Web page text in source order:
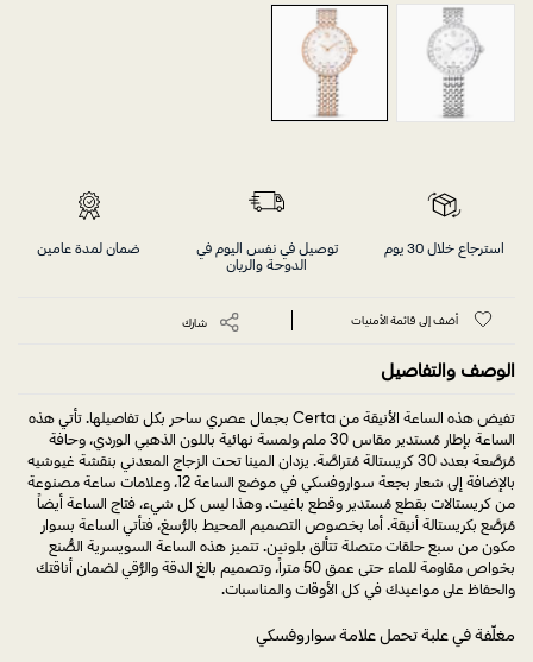
استرجاع خلال 30 يوم
توصيل في نفس اليوم في
الدوحة والريان
ضمان لمدة عامين
أضف إلى قائمة الأمنيات شارك
الوصف والتفاصيل
تفيض هذه الساعة الأنيقة من Certa بجمال عصري ساحر بكل تفاصيلها. تأتي هذه
الساعة بإطار مُستدير مقاس 30 ملم ولمسة نهائية باللون الذهبي الوردي، وحافة
مُرَصَّعة بعدد 30 كريستالة مُتراصَّة. يزدان المينا تحت الزجاج المعدني بنقشة غيوشيه
بالإضافة إلى شعار بجعة سواروفسكي في موضع الساعة 12، وعلامات ساعة مصنوعة
من كريستالات بقطع مُستدير وقطع باغيت. وهذا ليس كل شيء، فتاج الساعة أيضاً
مُرَصَّع بكريستالة أنيقة. أما بخصوص التصميم المحيط بالرُّسغ، فتأتي الساعة بسوار
مكون من سبع حلقات متصلة تتألق بلونين. تتميز هذه الساعة السويسرية الصُّنع
بخواص مقاومة للماء حتى عمق 50 متراً، وتصميم بالغ الدقة والرُّقي لضمان أناقتك
والحفاظ على مواعيدك في كل الأوقات والمناسبات.
مغلّفة في علبة تحمل علامة سواروفسكي